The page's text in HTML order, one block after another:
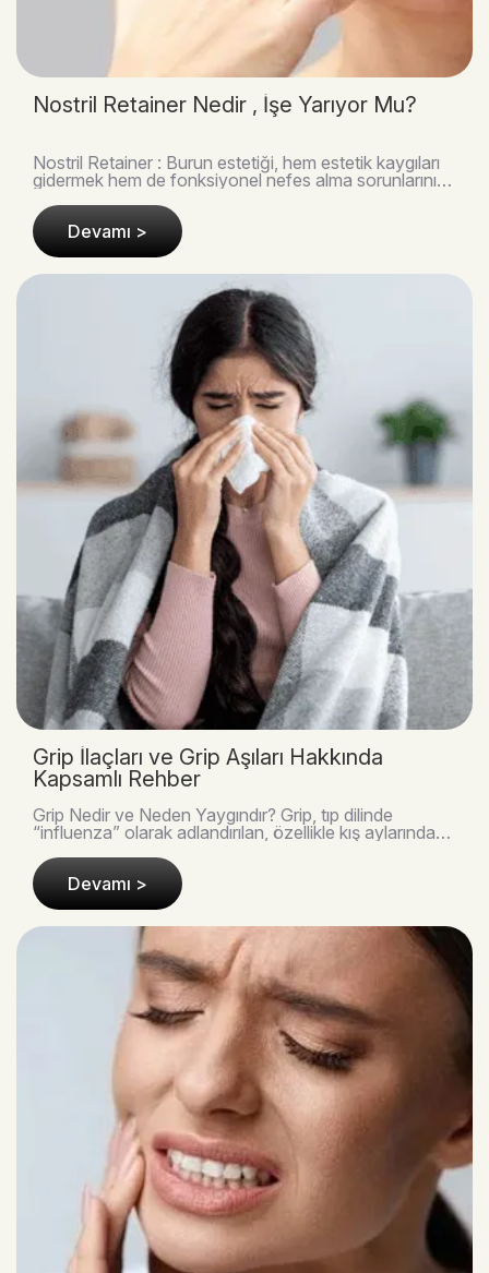
Nostril Retainer Nedir , İşe Yarıyor Mu?
Nostril Retainer : Burun estetiği, hem estetik kaygıları
gidermek hem de fonksiyonel nefes alma sorunlarını
Devamı >
Grip İlaçları ve Grip Aşıları Hakkında
Kapsamlı Rehber
Grip Nedir ve Neden Yaygındır? Grip, tıp dilinde
“influenza” olarak adlandırılan, özellikle kış aylarında
Devamı >